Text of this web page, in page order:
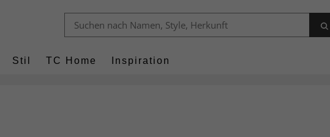
Stil TC Home Inspiration